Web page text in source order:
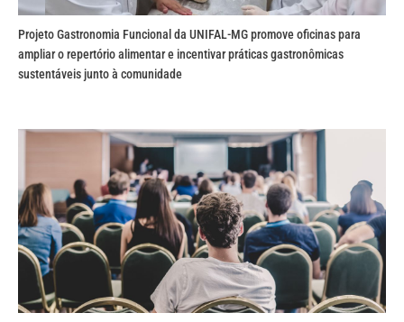
Projeto Gastronomia Funcional da UNIFAL-MG promove oficinas para
ampliar o repertório alimentar e incentivar práticas gastronômicas
sustentáveis junto à comunidade